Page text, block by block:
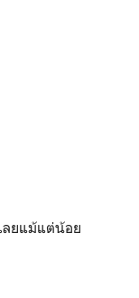
ลยแม้แต่น้อย